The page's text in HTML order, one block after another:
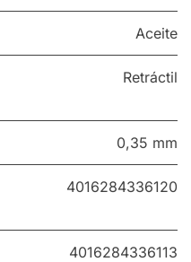
Aceite
Retráctil
0,35 mm
4016284336120
4016284336113